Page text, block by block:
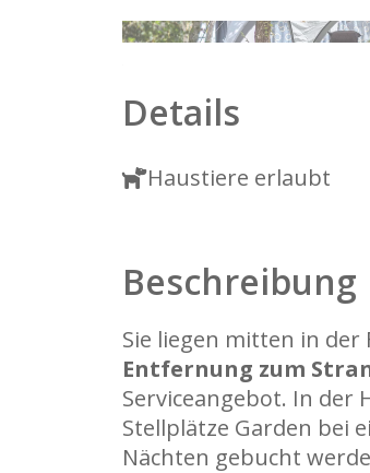
12
Details
Haustiere erlaubt
Beschreibung
Sie liegen mitten in der
Entfernung zum
Serviceangebot. In der
Stellplätze Garden bei
Nächten gebucht